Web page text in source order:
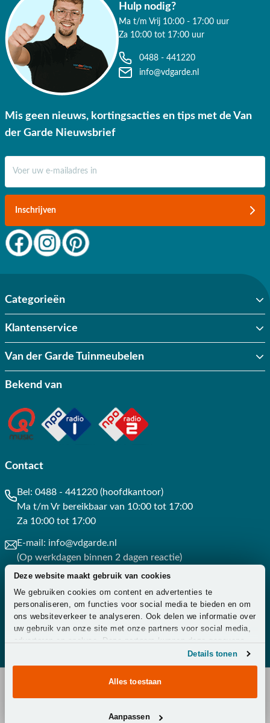
Deze website maakt gebruik van cookies
We gebruiken cookies om content en advertenties te
personaliseren, om functies voor social media te bieden en om
ons websiteverkeer te analyseren. Ook delen we informatie over
uw gebruik van onze site met onze partners voor social media,
adverteren en analyse. Deze partners kunnen deze gegevens
combineren met andere informatie die u aan ze heeft verstrekt
of die ze hebben verzameld op basis van uw gebruik van hun
Details tonen
Alles toestaan
Aanpassen
Hulp nodig?
Ma t/m Vrij 10:00 - 17:00 uur
Za 10:00 tot 17:00 uur
0488 - 441220
info@vdgarde.nl
Mis geen nieuws, kortingsacties en tips met de Van
der Garde Nieuwsbrief
Inschrijven
Categorieën
Klantenservice
Van der Garde Tuinmeubelen
Bekend van
Contact
Bel: 0488 - 441220 (hoofdkantoor)
Ma t/m Vr bereikbaar van 10:00 tot 17:00
Za 10:00 tot 17:00
E-mail: info@vdgarde.nl
(Op werkdagen binnen 2 dagen reactie)
Whatsapp: 0488441220
(Op werkdagen binnen 3 uur reactie)
Copyright © 2026 - Van der Garde Tuinmeubelen -